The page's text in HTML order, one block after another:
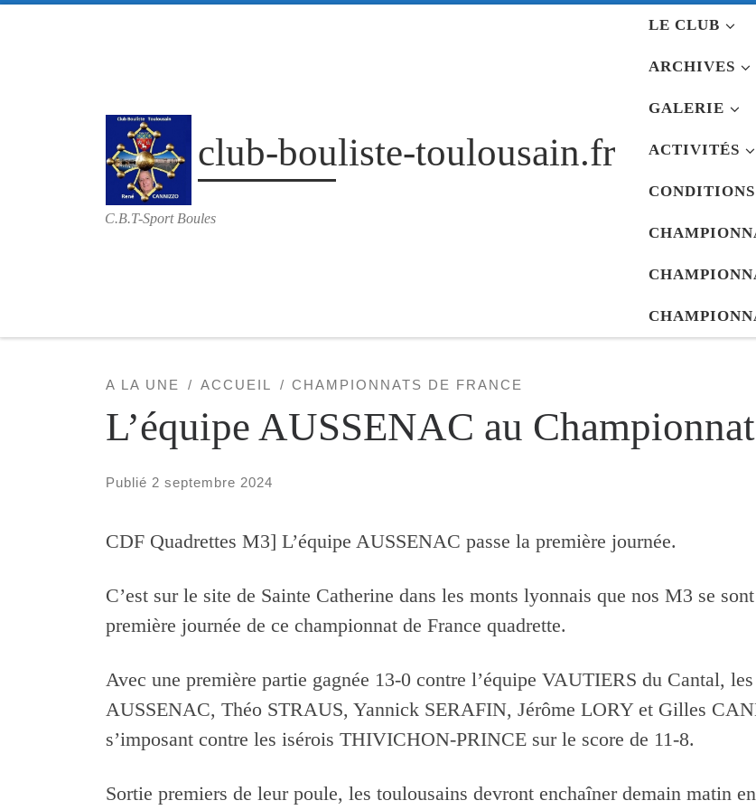
club-bouliste-toulousain.fr
C.B.T-Sport Boules
LE CLUB
ARCHIVES
GALERIE
ACTIVITÉS
A LA UNE ACCUEIL CHAMPIONNATS DE FRANCE
L’équipe AUSSENAC au
Publié 2 septembre 2024
CDF Quadrettes M3] L’équipe AUSSENAC passe la première journée.
C’est sur le site de Sainte Catherine dans les monts lyonnais que nos M3 se
première journée de ce championnat de France quadrette.
Avec une première partie gagnée 13-0 contre l’équipe VAUTIERS du Cantal,
AUSSENAC, Théo STRAUS, Yannick SERAFIN, Jérôme LORY et Gilles
s’imposant contre les isérois THIVICHON-PRINCE sur le score de 11-8.
Sortie premiers de leur poule, les toulousains devront enchaîner demain matin